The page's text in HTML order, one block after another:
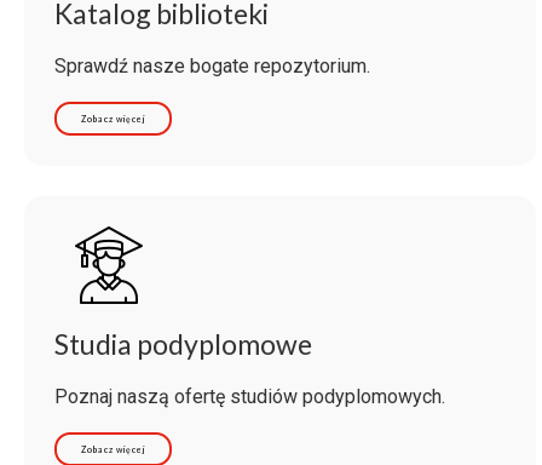
Katalog biblioteki
Sprawdź nasze bogate repozytorium.
Zobacz więcej
Studia podyplomowe
Poznaj naszą ofertę studiów podyplomowych.
Zobacz więcej